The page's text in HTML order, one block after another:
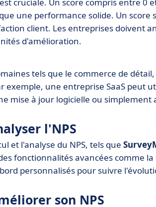
une performance solide. Un score
client. Les entreprises doivent
d'amélioration.
tels que le commerce de
une entreprise SaaS peut
mise à jour logicielle ou simplement
l'NPS
et l'analyse du NPS, tels que
fonctionnalités avancées comme
personnalisés pour suivre
son NPS